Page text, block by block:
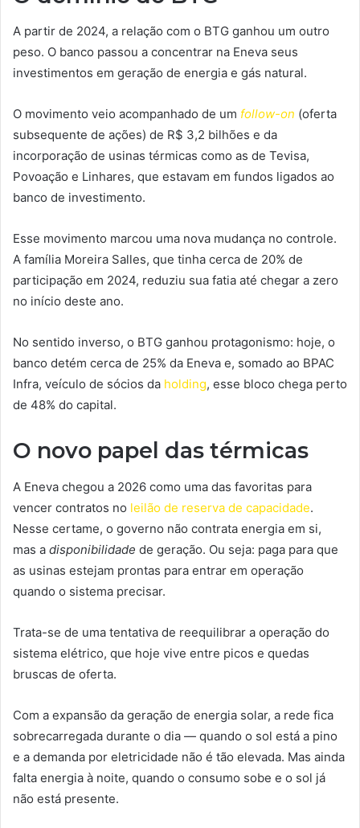
A partir de 2024, a relação com o BTG ganhou um outro
peso. O banco passou a concentrar na Eneva seus
investimentos em geração de energia e gás natural.
O movimento veio acompanhado de um follow-on (oferta
subsequente de ações) de R$ 3,2 bilhões e da
incorporação de usinas térmicas como as de Tevisa,
Povoação e Linhares, que estavam em fundos ligados ao
banco de investimento.
Esse movimento marcou uma nova mudança no controle.
A família Moreira Salles, que tinha cerca de 20% de
participação em 2024, reduziu sua fatia até chegar a zero
no início deste ano.
No sentido inverso, o BTG ganhou protagonismo: hoje, o
banco detém cerca de 25% da Eneva e, somado ao BPAC
Infra, veículo de sócios da holding, esse bloco chega perto
de 48% do capital.
O novo papel das térmicas
A Eneva chegou a 2026 como uma das favoritas para
vencer contratos no leilão de reserva de capacidade.
Nesse certame, o governo não contrata energia em si,
mas a disponibilidade de geração. Ou seja: paga para que
as usinas estejam prontas para entrar em operação
quando o sistema precisar.
Trata-se de uma tentativa de reequilibrar a operação do
sistema elétrico, que hoje vive entre picos e quedas
bruscas de oferta.
Com a expansão da geração de energia solar, a rede fica
sobrecarregada durante o dia — quando o sol está a pino
e a demanda por eletricidade não é tão elevada. Mas ainda
falta energia à noite, quando o consumo sobe e o sol já
não está presente.